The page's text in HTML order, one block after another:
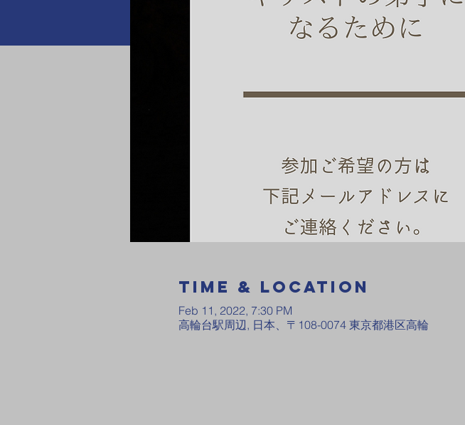
Time & Location
Feb 11, 2022, 7:30 PM
高輪台駅周辺, 日本、〒108-0074 東京都港区高輪